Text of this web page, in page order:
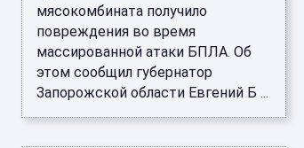
мясокомбината получило
повреждения во время
массированной атаки БПЛА. Об
этом сообщил губернатор
Запорожской области Евгений Б ...